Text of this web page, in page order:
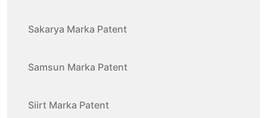
Sakarya Marka Patent
Samsun Marka Patent
Siirt Marka Patent